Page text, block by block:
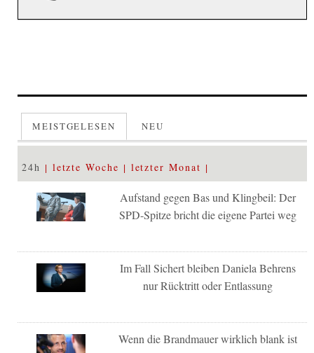
MEISTGELESEN NEU
24h letzte Woche letzter Monat
Aufstand gegen Bas und Klingbeil: Der
SPD-Spitze bricht die eigene Partei weg
Im Fall Sichert bleiben Daniela Behrens
nur Rücktritt oder Entlassung
Wenn die Brandmauer wirklich blank ist